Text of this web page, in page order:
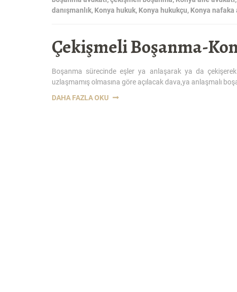
danışmanlık, Konya hukuk, Konya hukukçu, Konya nafaka
Çekişmeli Boşanma-
Boşanma sürecinde eşler ya anlaşarak ya da
uzlaşmamış olmasına göre açılacak dava,ya anlaşmalı
DAHA FAZLA OKU“ÇEKIŞMELI